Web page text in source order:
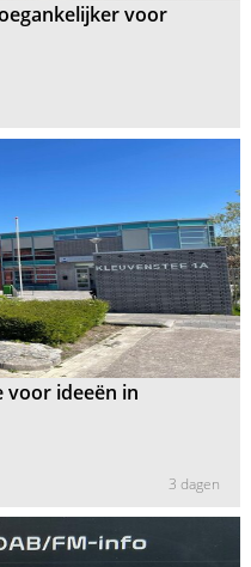
voor
voor ideeën in
3 dagen